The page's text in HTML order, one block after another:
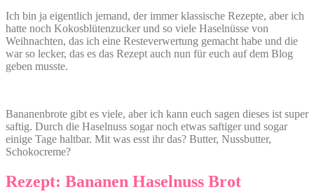
Ich bin ja eigentlich jemand, der immer klassische Rezepte, aber ich
hatte noch Kokosblütenzucker und so viele Haselnüsse von
Weihnachten, das ich eine Resteverwertung gemacht habe und die
war so lecker, das es das Rezept auch nun für euch auf dem Blog
geben musste.
Bananenbrote gibt es viele, aber ich kann euch sagen dieses ist super
saftig. Durch die Haselnuss sogar noch etwas saftiger und sogar
einige Tage haltbar. Mit was esst ihr das? Butter, Nussbutter,
Schokocreme?
Rezept: Bananen Haselnuss Brot